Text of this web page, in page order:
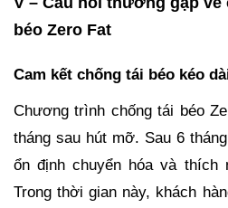
béo Zero Fat
Cam kết chống tái béo kéo
Chương trình chống tái béo
tháng sau hút mỡ. Sau 6
ổn định chuyển hóa và thích
Trong thời gian này, khách